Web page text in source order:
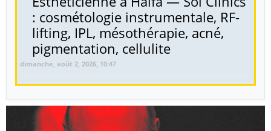
: cosmétologie instrumentale, RF-
lifting, IPL, mésothérapie, acné,
pigmentation, cellulite
dimanche, août 2, 2026, 10:47